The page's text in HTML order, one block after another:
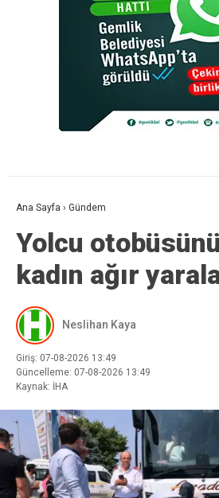
Ana Sayfa › Gündem
Yolcu
kadın ağır
Neslihan Kaya
Giriş: 07-08-2026 13:49
Güncelleme: 07-08-2026 13:49
Kaynak: İHA